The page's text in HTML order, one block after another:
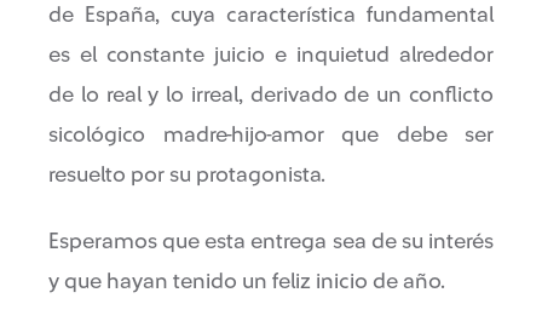
de España, cuya característica fundamental
es el constante juicio e inquietud alrededor
de lo real y lo irreal, derivado de un conflicto
sicológico madre-hijo-amor que debe ser
resuelto por su protagonista.
Esperamos que esta entrega sea de su interés
y que hayan tenido un feliz inicio de año.